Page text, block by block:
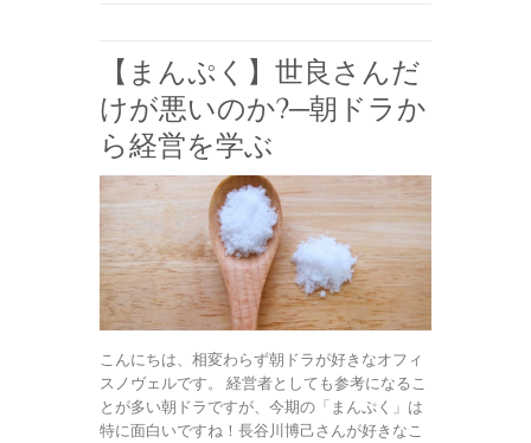
【まんぷく】世良さんだ
けが悪いのか?─朝ドラか
ら経営を学ぶ
こんにちは、相変わらず朝ドラが好きなオフィ
スノヴェルです。 経営者としても参考になるこ
とが多い朝ドラですが、今期の「まんぷく」は
特に面白いですね！長谷川博己さんが好きなこ